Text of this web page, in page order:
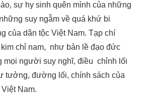
sự hy sinh quên mình của những
suy ngẫm về quá khứ bi
của dân tộc Việt Nam. Tạp chí
chỉ nam, như bản lề đạo đức
mọi người suy nghĩ, điều chỉnh lối
tưởng, đường lối, chính sách của
Nam.